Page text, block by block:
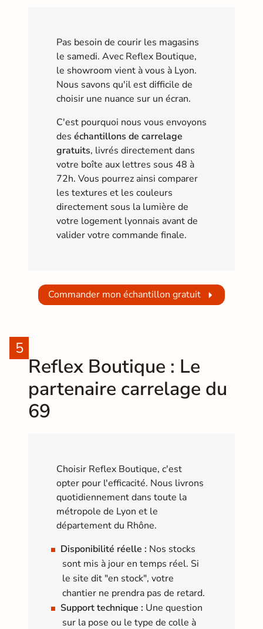
Pas besoin de courir les magasins
le samedi. Avec Reflex Boutique,
le showroom vient à vous à Lyon.
Nous savons qu'il est difficile de
choisir une nuance sur un écran.
C'est pourquoi nous vous envoyons
des échantillons de carrelage
gratuits, livrés directement dans
votre boîte aux lettres sous 48 à
72h. Vous pourrez ainsi comparer
les textures et les couleurs
directement sous la lumière de
votre logement lyonnais avant de
valider votre commande finale.
Commander mon échantillon gratuit
Reflex Boutique : Le
partenaire carrelage du
69
Choisir Reflex Boutique, c'est
opter pour l'efficacité. Nous livrons
quotidiennement dans toute la
métropole de Lyon et le
département du Rhône.
Disponibilité réelle : Nos stocks
sont mis à jour en temps réel. Si
le site dit "en stock", votre
chantier ne prendra pas de retard.
Support technique : Une question
sur la pose ou le type de colle à